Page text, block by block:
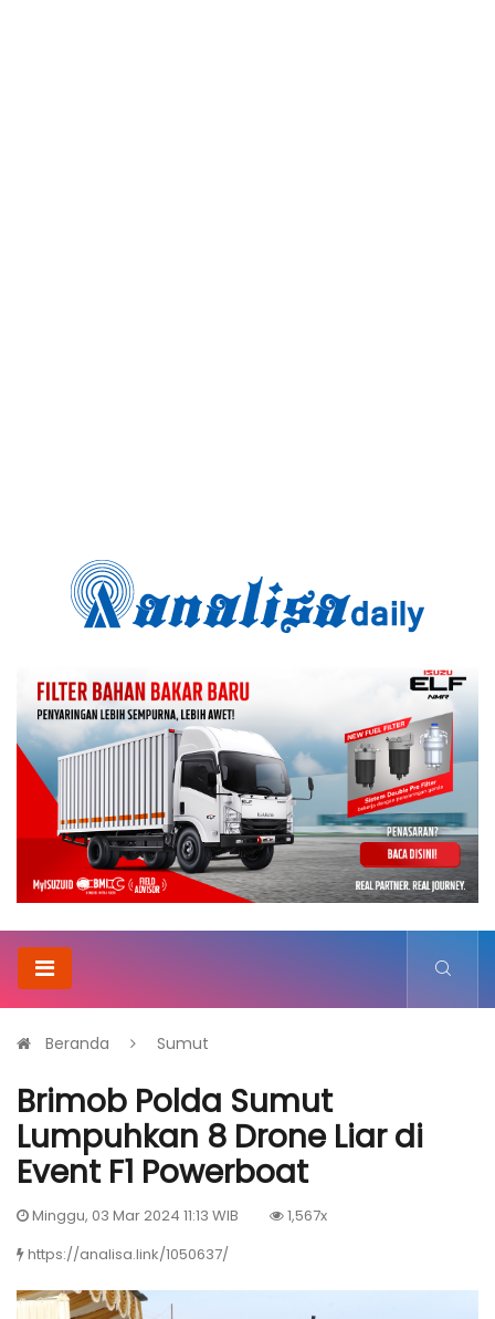
Beranda Sumut
Brimob Polda Sumut
Lumpuhkan 8 Drone Liar di
Event F1 Powerboat
Minggu, 03 Mar 2024 11:13 WIB
1,567x
https://analisa.link/1050637/